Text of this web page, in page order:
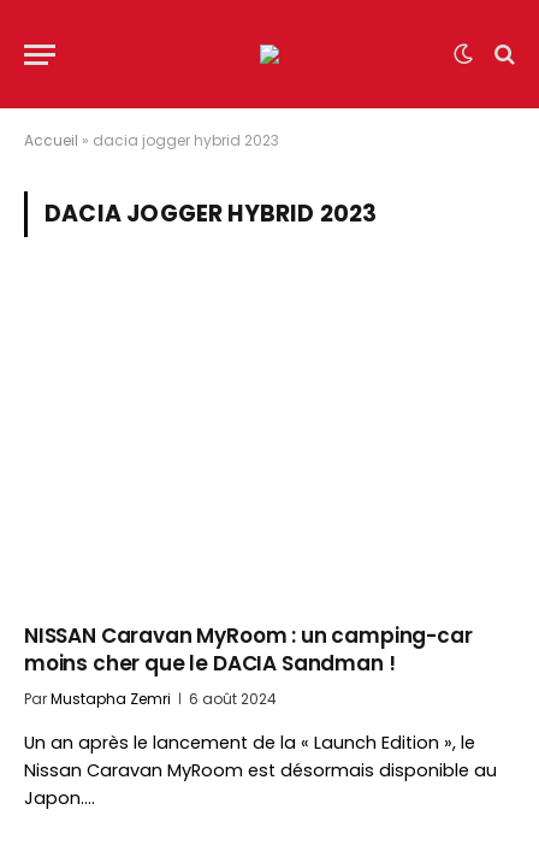
Accueil » dacia jogger hybrid 2023
DACIA JOGGER HYBRID 2023
NISSAN Caravan MyRoom : un camping-car
moins cher que le DACIA Sandman !
ParMustapha Zemri 6 août 2024
Un an après le lancement de la « Launch Edition », le
Nissan Caravan MyRoom est désormais disponible au
Japon.…